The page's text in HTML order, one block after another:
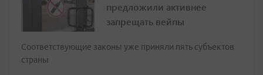
предложили активнее
запрещать вейпы
Соответствующие законы уже приняли пять субъектов
страны